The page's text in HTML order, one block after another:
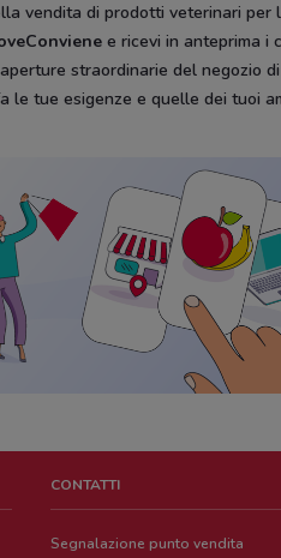
vendita di prodotti veterinari per
e ricevi in anteprima i
straordinarie del negozio
tue esigenze e quelle dei tuoi
CONTATTI
Segnalazione punto vendita